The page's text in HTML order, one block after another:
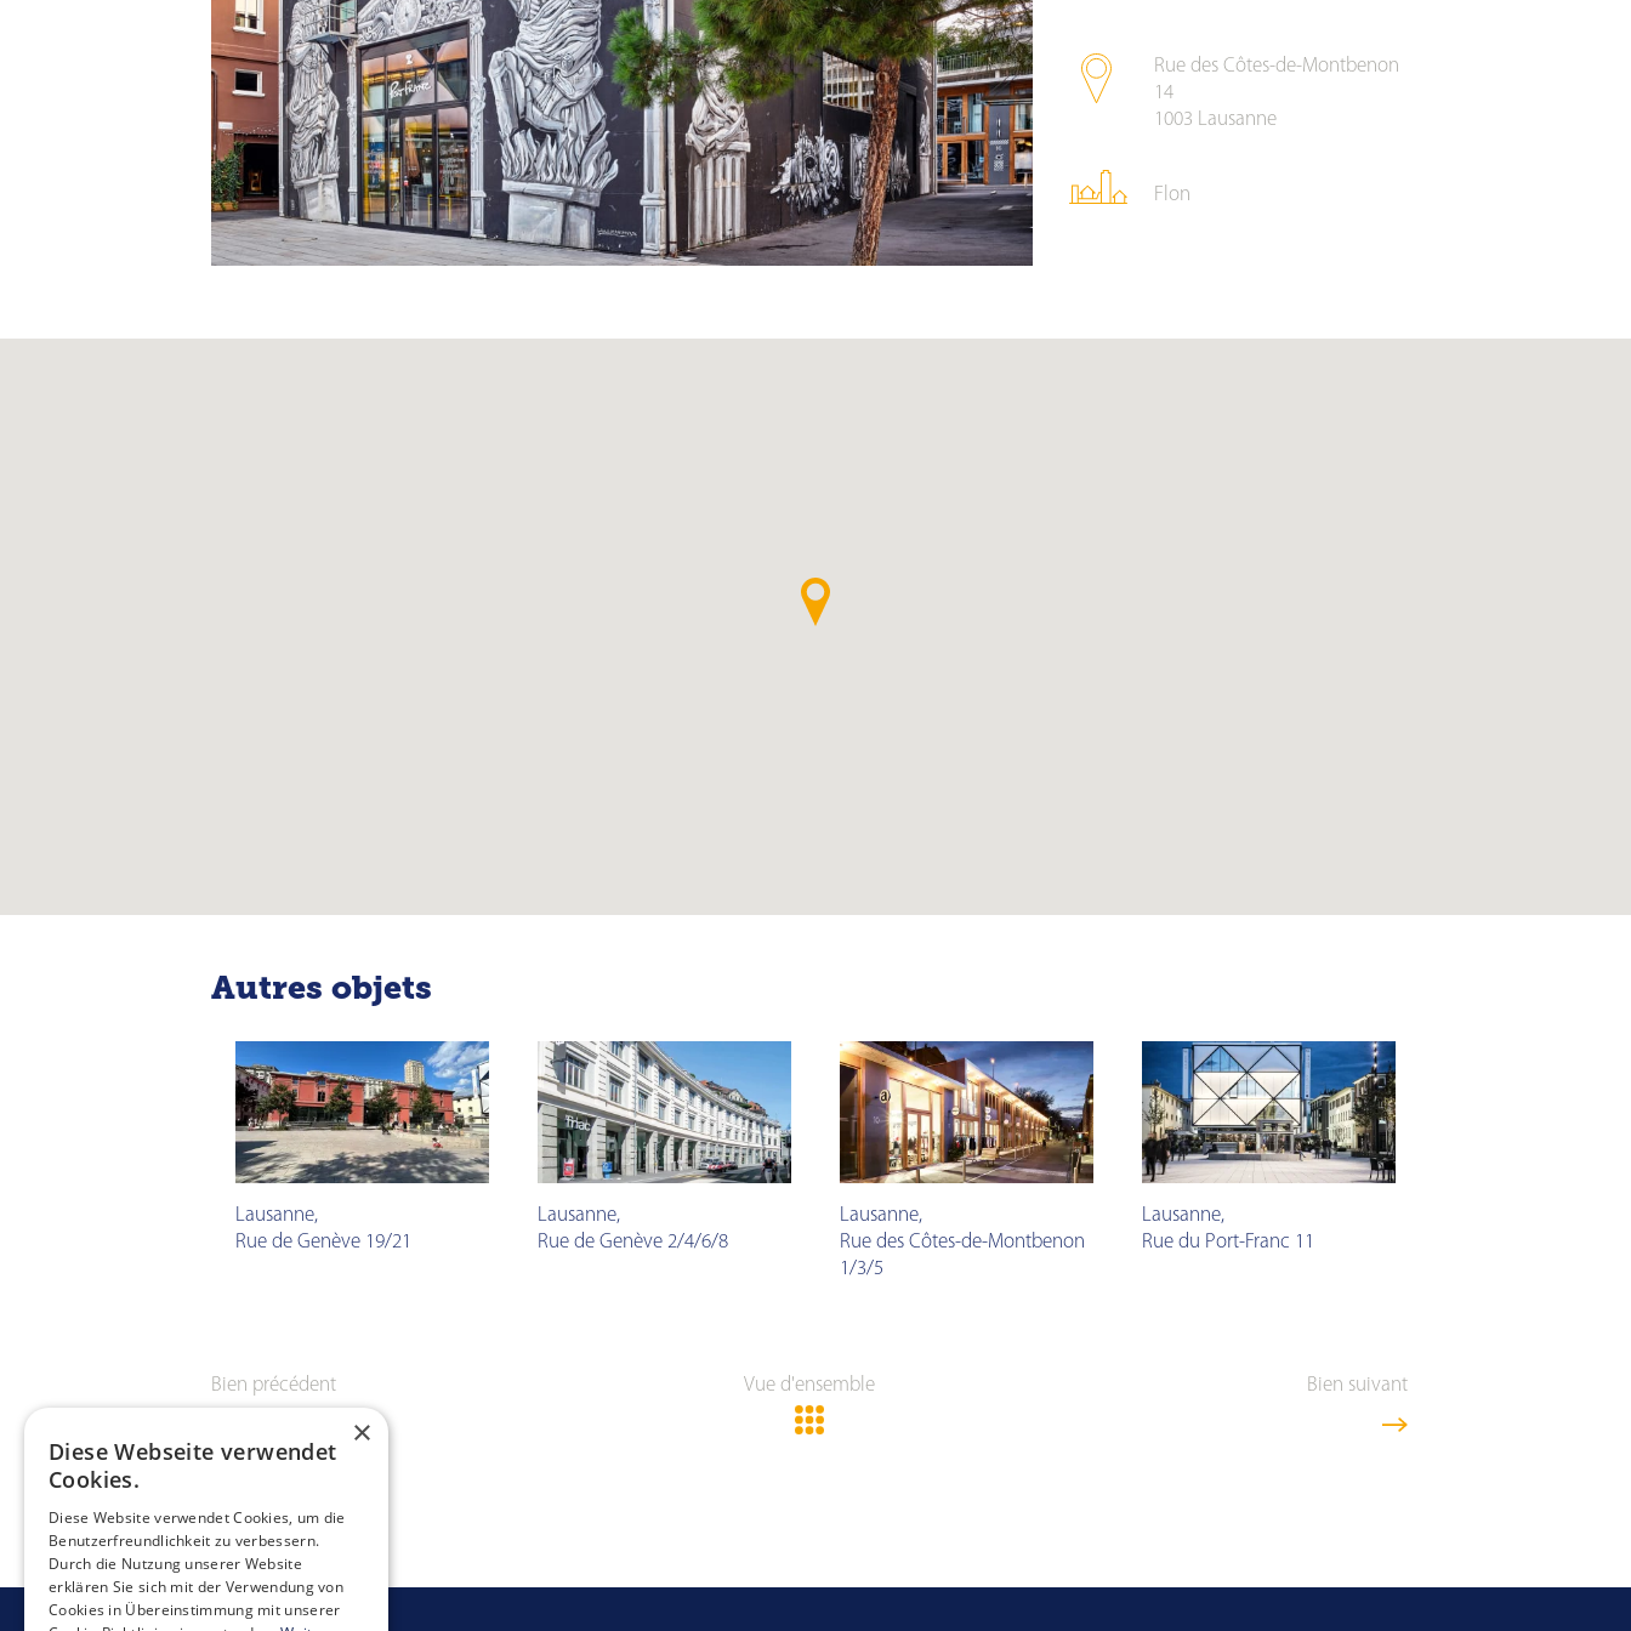
Statuts
Code de Conduite
Règlement d’organisation
Code de conduite des fournisseurs
Obligation d'annoncer les transactions
Conseil d'administration
Direction
Rapport sur les risques
Newsletter
Contact RI
Glossaire
Directives de placement
Centre de téléchargement
Rue des Côtes-de-Montbenon
14
1003 Lausanne
Flon
Autres objets
Lausanne,
Rue de Genève 19/21
Lausanne,
Rue de Genève 2/4/6/8
Lausanne,
Rue des Côtes-de-Montbenon
1/3/5
Lausanne,
Rue du Port-Franc 11
Bien précédent Vue d'ensemble Bien suivant
×
Diese Webseite verwendet
Cookies.
Diese Website verwendet Cookies, um die
Benutzerfreundlichkeit zu verbessern.
Durch die Nutzung unserer Website
erklären Sie sich mit der Verwendung von
Cookies in Übereinstimmung mit unserer